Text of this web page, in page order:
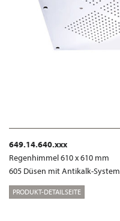
649.14.640.xxx
Regenhimmel 610 x 610 mm
605 Düsen mit Antikalk-System
PRODUKT-DETAILSEITE